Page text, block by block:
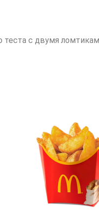
теста с двумя